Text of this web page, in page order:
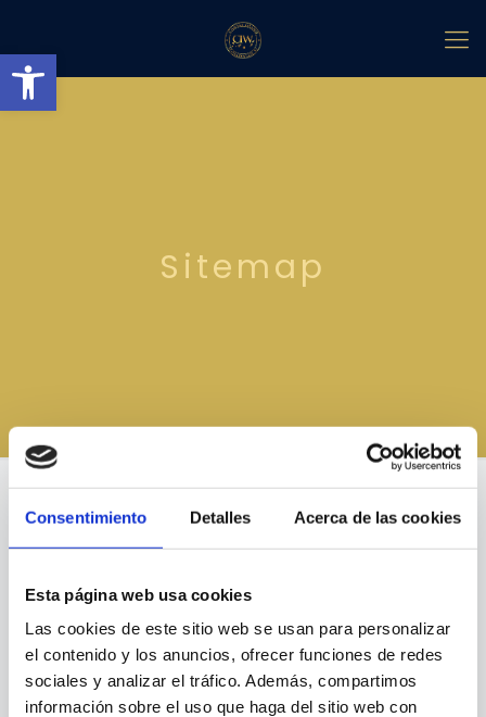
Abrir barra de herramientas
Consentimiento Detalles Acerca de las cookies
Esta página web usa cookies
Las cookies de este sitio web se usan para personalizar
el contenido y los anuncios, ofrecer funciones de redes
sociales y analizar el tráfico. Además, compartimos
información sobre el uso que haga del sitio web con
Sitemap
CONTACTO
Documentos Legales
Ecoplon
Home